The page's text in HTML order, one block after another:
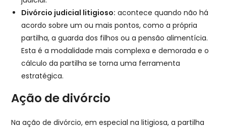
Divórcio judicial litigioso: acontece quando não há
acordo sobre um ou mais pontos, como a própria
partilha, a guarda dos filhos ou a pensão alimentícia.
Esta é a modalidade mais complexa e demorada e o
cálculo da partilha se torna uma ferramenta
estratégica.
Ação de divórcio
Na ação de divórcio, em especial na litigiosa, a partilha